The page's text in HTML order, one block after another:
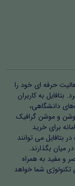
حرفه ای خود را
در شهریور ماه ۱۴۰۲ آغاز کرد. بتافایل به کاربران
دانشگاهی،
و موشن گرافیک
برای خرید
بتافایل می توانند
میان بگذارند.
و مفید به همراه
تکنولوژی شما خواهد